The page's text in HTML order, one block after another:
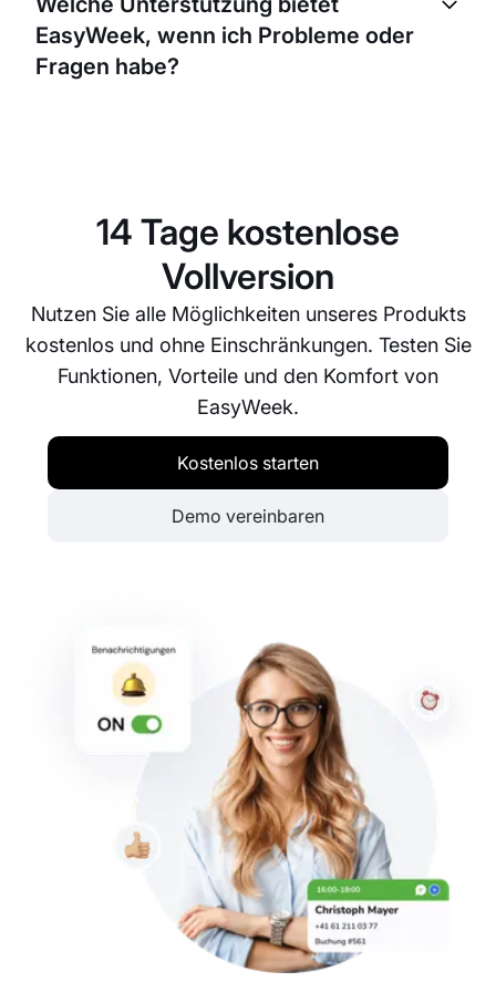
Kundinnen und Kunden mehrere Sessions auf
einmal kaufen oder für einen bestimmten Zeitraum
abonnieren – das schafft Flexibilität und fördert die
EasyWeek, wenn ich Probleme oder
Fragen habe?
beantworten.14 Tage kostenlose
Vollversion
Nutzen Sie alle Möglichkeiten unseres Produkts
kostenlos und ohne Einschränkungen. Testen Sie
Funktionen, Vorteile und den Komfort von
EasyWeek.
Kostenlos starten
Demo vereinbaren